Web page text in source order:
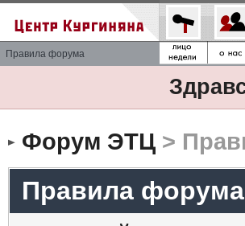
Правила форума
Форум ЭТЦ>
Правила форума